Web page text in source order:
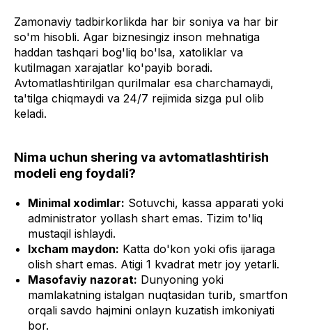
Zamonaviy tadbirkorlikda har bir soniya va har bir
so'm hisobli. Agar biznesingiz inson mehnatiga
haddan tashqari bog'liq bo'lsa, xatoliklar va
kutilmagan xarajatlar ko'payib boradi.
Avtomatlashtirilgan qurilmalar esa charchamaydi,
ta'tilga chiqmaydi va 24/7 rejimida sizga pul olib
keladi.
Nima uchun shering va avtomatlashtirish
modeli eng foydali?
Minimal xodimlar: Sotuvchi, kassa apparati yoki
administrator yollash shart emas. Tizim to'liq
mustaqil ishlaydi.
Ixcham maydon: Katta do'kon yoki ofis ijaraga
olish shart emas. Atigi 1 kvadrat metr joy yetarli.
Masofaviy nazorat: Dunyoning yoki
mamlakatning istalgan nuqtasidan turib, smartfon
orqali savdo hajmini onlayn kuzatish imkoniyati
bor.